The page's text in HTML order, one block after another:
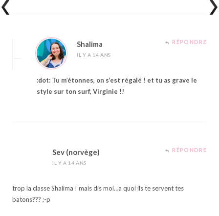
Shalima
IL Y A 14 ANS
RÉPONDRE
:dot: Tu m’étonnes, on s’est régalé ! et tu as grave le
style sur ton surf, Virginie !!
Sev (norvège)
IL Y A 14 ANS
RÉPONDRE
trop la classe Shalima ! mais dis moi…a quoi ils te servent tes
batons??? ;-p